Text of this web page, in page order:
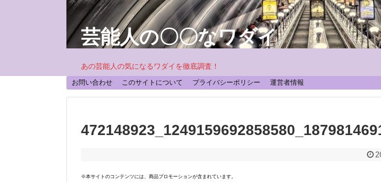
芸能人の〇〇なワダイ
あの芸能人の気になるワダイを徹底調査！
お問い合わせ このサイトについて プライバシーポリシー 運営者情報
※本サイトのコンテンツには、商品プロモーションが含まれています。